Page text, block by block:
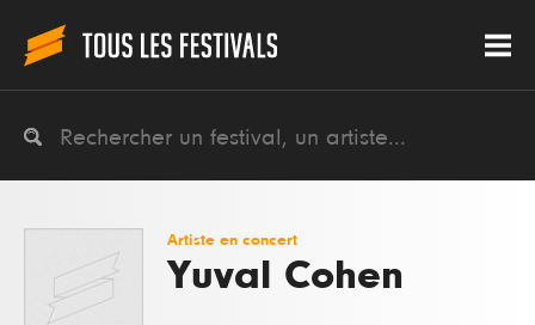
Artiste en concert
Yuval Cohen